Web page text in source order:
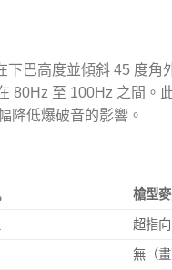
巴高度並傾斜 45 度角
80Hz 至 100Hz 之間。
降低爆破音的影響。
槍型
超指向
無（畫